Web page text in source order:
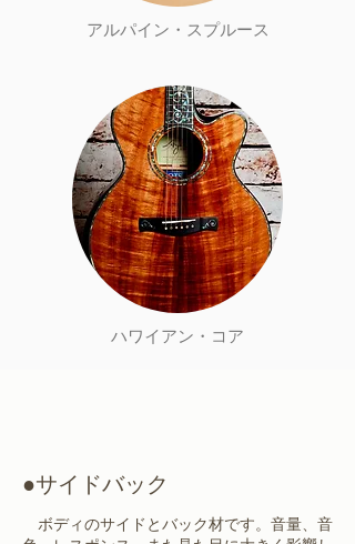
​アルパイン・スプルース
​ハワイアン・コア
●サイドバック
ボディのサイドとバック材です。音量、音